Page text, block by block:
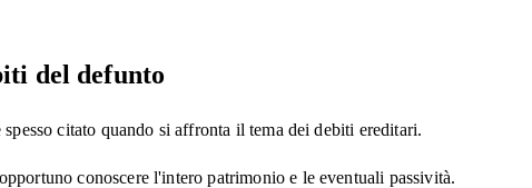
del defunto
citato quando si affronta il tema dei debiti ereditari.
conoscere l'intero patrimonio e le eventuali passività.